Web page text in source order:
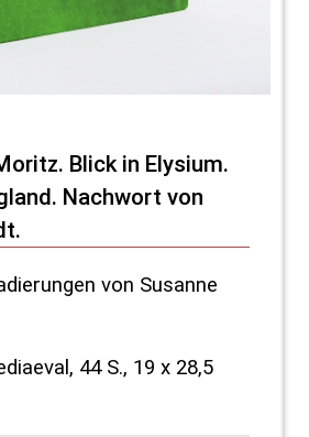
Blick in Elysium.
Nachwort von
von Susanne
44 S., 19 x 28,5